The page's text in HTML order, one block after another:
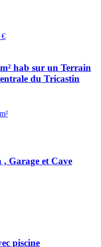
€
hab sur un Terrain
du Tricastin
Garage et Cave
piscine